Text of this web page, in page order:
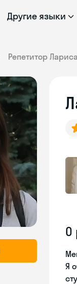
Другие языки
Репетитор Лариса
О
Я